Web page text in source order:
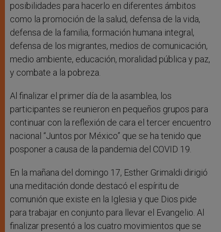
posibilidades para hacerlo en diferentes ámbitos
como la promoción de la salud, defensa de la vida,
defensa de la familia, formación humana integral,
defensa de los migrantes, medios de comunicación,
medio ambiente, educación, moralidad pública y paz,
y combate a la pobreza.
Al finalizar el primer día de la asamblea, los
participantes se reunieron en pequeños grupos para
continuar con la reflexión de cara el tercer encuentro
nacional “Juntos por México” que se ha tenido que
posponer a causa de la pandemia del COVID 19.
En la mañana del domingo 17, Esther Grimaldi dirigió
una meditación donde destacó el espíritu de
comunión que existe en la Iglesia y que Dios pide
para trabajar en conjunto para llevar el Evangelio. Al
finalizar presentó a los cuatro movimientos que se